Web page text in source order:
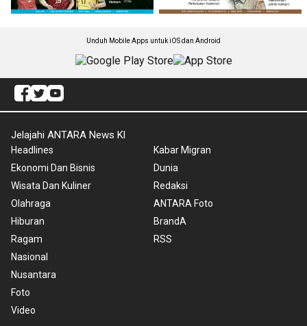
Unduh Mobile Apps untuk iOS dan Android
Jelajahi ANTARA News Kl
Headlines
Ekonomi Dan Bisnis
Wisata Dan Kuliner
Olahraga
Hiburan
Ragam
Nasional
Nusantara
Foto
Video
Kabar Migran
Dunia
Redaksi
ANTARA Foto
BrandA
RSS